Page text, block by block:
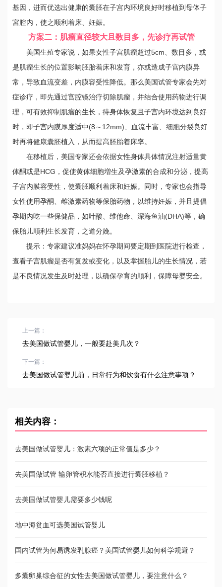
基因，进而优选出健康的囊胚在子宫内环境良好时移植到母体子
宮腔内，使之顺利着床、妊娠。
方案二：肌瘤直径较大且数目多，先诊疗再试管
美国生殖专家说，如果女性子宫肌瘤超过5cm、数目多，或
是肌瘤生长的位置影响胚胎着床和发育，亦或造成子宫内膜异
常，导致血流变差，内膜容受性降低。那么美国试管专家会先对
症诊疗，即先通过宫腔镜治疗切除肌瘤，并结合使用药物进行调
理，可有效抑制肌瘤的生长，待身体恢复且子宫内环境达到良好
时，即子宫内膜厚度适中(8～12mm)、血流丰富、细胞分裂良好
时再将健康囊胚植入，从而提高胚胎着床率。
在移植后，美国专家还会依据女性身体具体情况注射适量黄
体酮或是HCG，促使黄体细胞増生及孕激素的合成和分泌，提高
子宫内膜容受性，使囊胚顺利着床和妊娠。同时，专家也会指导
女性使用孕酮、雌激素药物等保胎药物，以维持妊娠，并且提倡
孕期内吃一些保健品，如叶酸、维他命、深海鱼油(DHA)等，确
保胎儿顺利生长发育，之道分娩。
提示：专家建议准妈妈在怀孕期间要定期到医院进行检查，
查看子宫肌瘤是否有复发或变化，以及掌握胎儿的生长情况，若
是不良情况发生及时处理，以确保孕育的顺利，保障母婴安全。
上一篇：
去美国做试管婴儿，一般要赴美几次？
下一篇：
去美国做试管婴儿前，日常行为和饮食有什么注意事项？
相关内容：
去美国做试管婴儿：激素六项的正常值是多少？
去美国做试管 输卵管积水能否直接进行囊胚移植？
去美国做试管婴儿需要多少钱呢
地中海贫血可选美国试管婴儿
国内试管为何易诱发乳腺癌？美国试管婴儿如何科学规避？
多囊卵巢综合征的女性去美国做试管婴儿，要注意什么？